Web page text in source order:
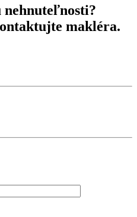
nehnuteľnosti?
makléra.